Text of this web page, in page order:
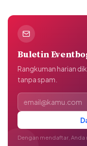
Buletin
Rangkuman harian
tanpa spam.
Alamat email
Dengan mendaftar, Anda